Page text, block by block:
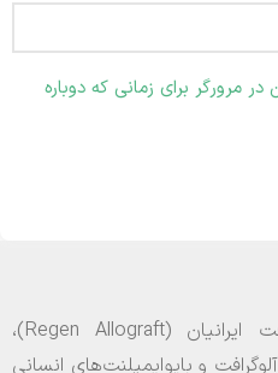
مرورگر برای زمانی که دوباره
شرکت دانش‌بنیان فرآورده بافت ایرانیان (Regen Allograft)،
و بایوایمپلنت‌های انسانی